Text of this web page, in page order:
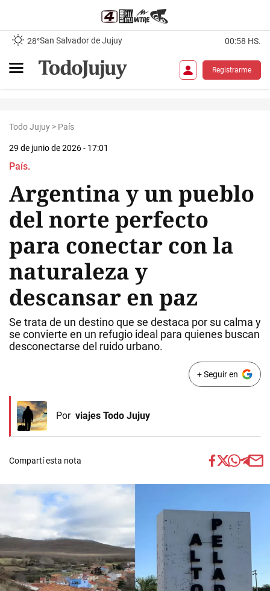
28°San Salvador de Jujuy 00:58 HS.
Registrarme
Todo Jujuy > País
29 de junio de 2026 - 17:01
País.
Argentina y un pueblo
del norte perfecto
para conectar con la
naturaleza y
descansar en paz
Se trata de un destino que se destaca por su calma y
se convierte en un refugio ideal para quienes buscan
desconectarse del ruido urbano.
+ Seguir en
Por viajes Todo Jujuy
Compartí esta nota